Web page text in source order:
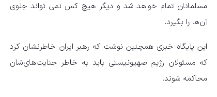
مسلمانان تمام خواهد شد و دیگر هیچ کس نمی تواند جلوی
آن‌ها را بگیرد.
این پایگاه خبری همچنین نوشت که رهبر ایران خاطرنشان کرد
که مسئولان رژیم صهیونیستی باید به خاطر جنایت‌های‌شان
محاکمه شوند.